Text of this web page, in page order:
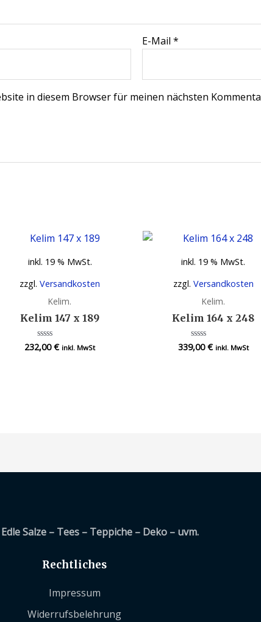
E-Mail*
in diesem Browser für meinen nächsten
inkl. 19 % MwSt.
zzgl.Versandkosten
Kelim.
Kelim 147 x 189
Bewertet
mit
232,00€ inkl. MwSt
inkl. 19 % MwSt.
zzgl. Versandkosten
Kelim.
Kelim 164 x 248
Bewertet
mit
339,00€ inkl. MwSt
Salze – Tees – Teppiche – Deko – uvm.
Rechtliches
Impressum
Widerrufsbelehrung